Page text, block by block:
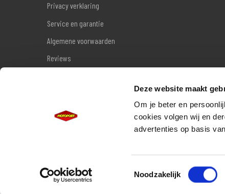
Deze website maakt
Om je beter en
cookies volgen wij en
advertenties op basis
Toestemmingsselectie
Noodzakelijk
Privacy verklaring
Service en garantie
Algemene voorwaarden
Reviews